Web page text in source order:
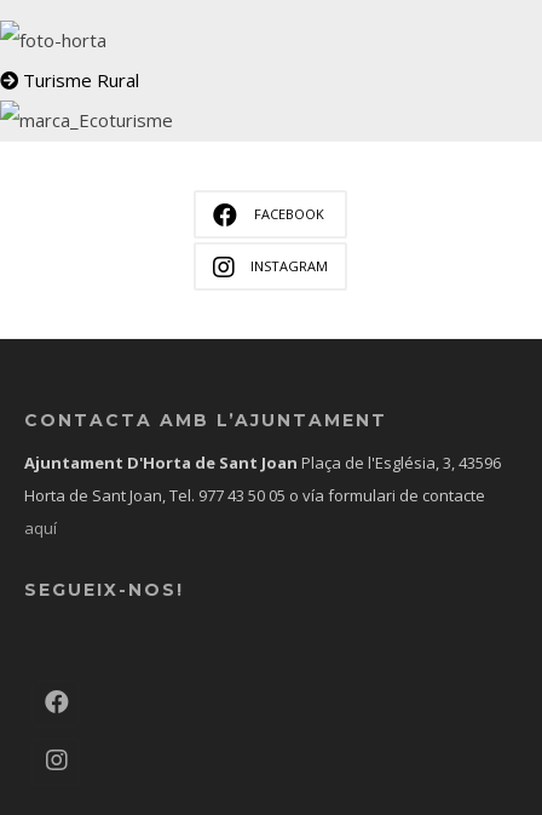
Turisme Rural
FACEBOOK
INSTAGRAM
CONTACTA AMB L’AJUNTAMENT
Ajuntament D'Horta de Sant Joan Plaça de l'Església, 3, 43596
Horta de Sant Joan, Tel. 977 43 50 05 o vía formulari de contacte
aquí
SEGUEIX-NOS!